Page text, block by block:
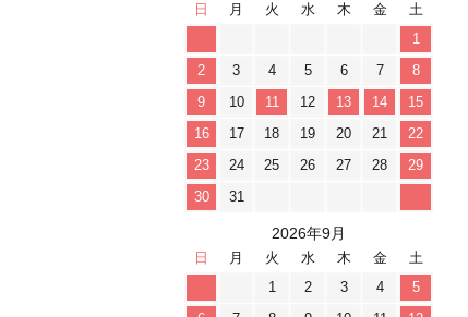
日 月 火 水 木 金
土
1
2
3 4 5 6 7
8
9
10 11 12 13 14
15
16
17 18 19 20 21
22
23
24 25 26 27 28
29
30
31
2026年9月
日 月 火 水 木 金
土
1
2 3 4
5